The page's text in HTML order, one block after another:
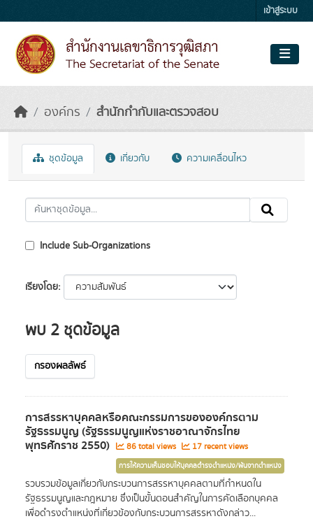
เข้าสู่ระบบ
องค์กร สำนักกำกับและตรวจสอบ
ชุดข้อมูล เกี่ยวกับ ความเคลื่อนไหว
Include Sub-Organizations
เรียงโดย
พบ 2 ชุดข้อมูล
กรองผลลัพธ์
การสรรหาบุคคลหรือคณะกรรมการขององค์กรตาม
รัฐธรรมนูญ (รัฐธรรมนูญแห่งราชอาณาจักรไทย
พุทธศักราช 2550) 86 total views 17 recent views
การให้ความเห็นชอบให้บุคคลดำรงตำแหน่ง/พ้นจากตำแหน่ง
รวบรวมข้อมูลเกี่ยวกับกระบวนการสรรหาบุคคลตามที่กำหนดใน
รัฐธรรมนูญและกฎหมาย ซึ่งเป็นขั้นตอนสำคัญในการคัดเลือกบุคคล
เพื่อดำรงตำแหน่งที่เกี่ยวข้องกับกระบวนการสรรหาดังกล่าว...